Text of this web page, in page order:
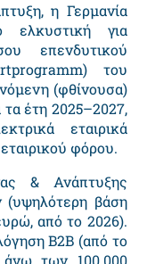
η Γερμανία
ελκυστική για
επενδυτικού
του
(φθίνουσα)
έτη 2025–2027,
εταιρικά
φόρου.
& Ανάπτυξης
(υψηλότερη βάση
από το 2026).
B2B (από το
άνω των 100.000